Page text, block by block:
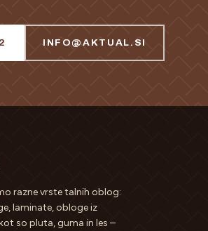
INFO@AKTUAL.SI
razne vrste talnih oblog:
laminate, obloge iz
so pluta, guma in les –